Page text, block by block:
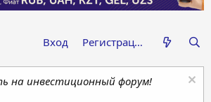
Вход Регистрация
на инвестиционный форум!